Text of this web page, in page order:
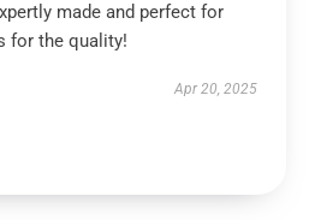
made and perfect for
for the quality!
Apr 20, 2025